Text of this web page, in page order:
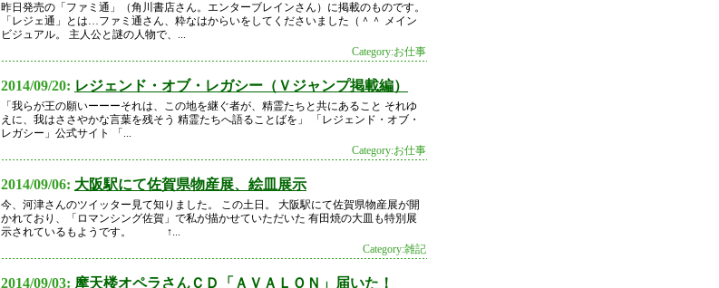
昨日発売の「ファミ通」（角川書店さん。エンターブレインさん）に掲載のものです。
「レジェ通」とは…ファミ通さん、粋なはからいをしてくださいました（＾＾ メイン
ビジュアル。 主人公と謎の人物で、...
Category:お仕事
2014/09/20: レジェンド・オブ・レガシー（Ｖジャンプ掲載編）
「我らが王の願いーーーそれは、この地を継ぐ者が、精霊たちと共にあること それゆ
えに、我はささやかな言葉を残そう 精霊たちへ語ることばを」 「レジェンド・オブ・
レガシー」公式サイト 「...
Category:お仕事
2014/09/06: 大阪駅にて佐賀県物産展、絵皿展示
今、河津さんのツイッター見て知りました。 この土日。 大阪駅にて佐賀県物産展が開
かれており、「ロマンシング佐賀」で私が描かせていただいた 有田焼の大皿も特別展
示されているもようです。 ↑...
Category:雑記
2014/09/03: 摩天楼オペラさんＣＤ「ＡＶＡＬＯＮ」届いた！